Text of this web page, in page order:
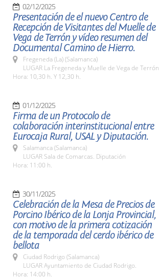
02/12/2025
Presentación de el nuevo Centro de
Recepción de Visitantes del Muelle de
Vega de Terrón y vídeo resumen del
Documental Camino de Hierro.
Fregeneda (La) (Salamanca)
LUGAR La Fregeneda y Muelle de Vega de Terrón
Hora: 10,30 h. Y 12,30 h.
01/12/2025
Firma de un Protocolo de
colaboración interinstitucional entre
Eurocaja Rural, USAL y Diputación.
Salamanca (Salamanca)
LUGAR Sala de Comarcas. Diputación
Hora: 11:00 h.
30/11/2025
Celebración de la Mesa de Precios de
Porcino Ibérico de la Lonja Provincial,
con motivo de la primera cotización
de la temporada del cerdo ibérico de
bellota
Ciudad Rodrigo (Salamanca)
LUGAR Ayuntamiento de Ciudad Rodrigo.
Hora: 14:00 h.